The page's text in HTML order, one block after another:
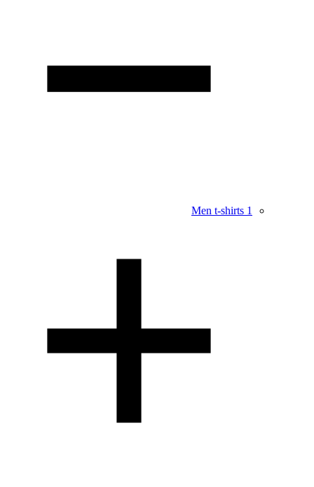
Men t-shirts 1